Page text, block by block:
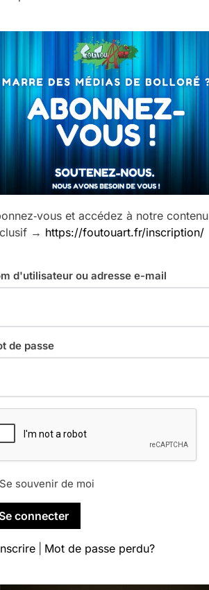
et accédez à notre contenu
→ https://foutouart.fr/inscription/
d'utilisateur ou adresse e-mail
de passe
Se souvenir de moi
Mot de passe perdu?